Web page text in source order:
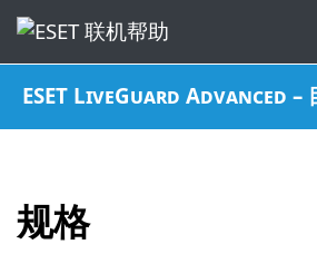
ESET LiveGuard Advanced –
规格